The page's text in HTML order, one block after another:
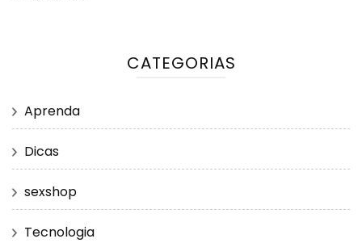
CATEGORIAS
Aprenda
Dicas
sexshop
Tecnologia